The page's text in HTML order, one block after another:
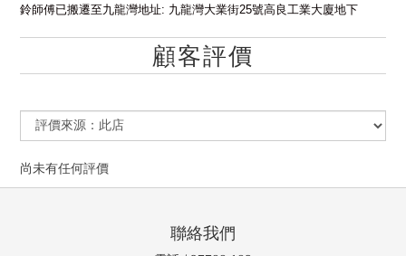
鈴師傅已搬遷至九龍灣地址: 九龍灣大業街25號高良工業大廈地下
顧客評價
尚未有任何評價
聯絡我們